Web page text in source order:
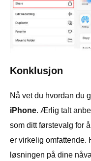
Konklusjon
Nå vet du hvordan du
iPhone. Ærlig talt
som ditt førstevalg for
er virkelig omfattende.
løsningen på dine